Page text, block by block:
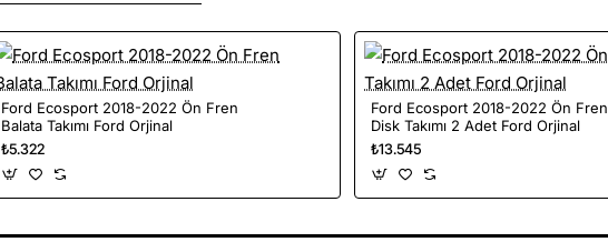
Ford Ecosport 2018-2022 Ön Fren
Balata Takımı Ford Orjinal
₺5.322
Ford Ecosport 2018-2022 Ön Fren
Disk Takımı 2 Adet Ford Orjinal
₺13.545